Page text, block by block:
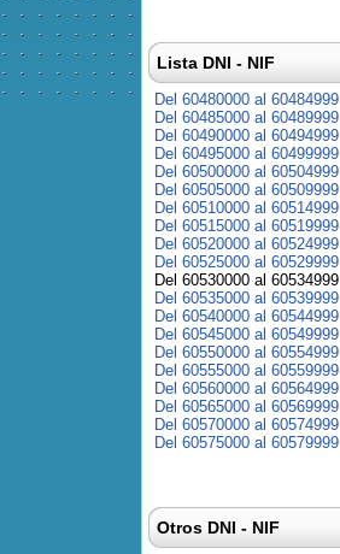
Lista DNI - NIF
Del 60480000 al 60484999
Del 60485000 al 60489999
Del 60490000 al 60494999
Del 60495000 al 60499999
Del 60500000 al 60504999
Del 60505000 al 60509999
Del 60510000 al 60514999
Del 60515000 al 60519999
Del 60520000 al 60524999
Del 60525000 al 60529999
Del 60530000 al 60534999
Del 60535000 al 60539999
Del 60540000 al 60544999
Del 60545000 al 60549999
Del 60550000 al 60554999
Del 60555000 al 60559999
Del 60560000 al 60564999
Del 60565000 al 60569999
Del 60570000 al 60574999
Del 60575000 al 60579999
Otros DNI - NIF